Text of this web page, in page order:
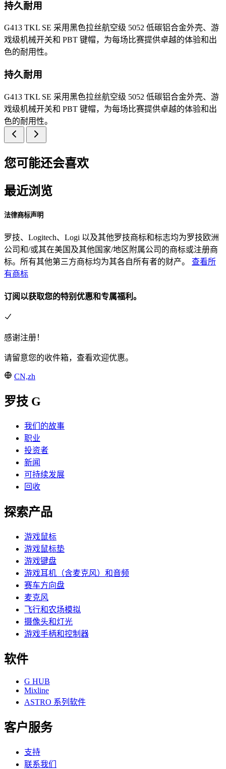
持久耐用
G413 TKL SE 采用黑色拉丝航空级 5052 低碳铝合金外壳、游
戏级机械开关和 PBT 键帽，为每场比赛提供卓越的体验和出
色的耐用性。
持久耐用
G413 TKL SE 采用黑色拉丝航空级 5052 低碳铝合金外壳、游
戏级机械开关和 PBT 键帽，为每场比赛提供卓越的体验和出
色的耐用性。
您可能还会喜欢
最近浏览
法律商标声明
罗技、Logitech、Logi 以及其他罗技商标和标志均为罗技欧洲
公司和/或其在美国及其他国家/地区附属公司的商标或注册商
标。所有其他第三方商标均为其各自所有者的财产。 查看所
有商标
订阅以获取您的特别优惠和专属福利。
感谢注册！
请留意您的收件箱，查看欢迎优惠。
CN,zh
罗技 G
我们的故事
职业
投资者
新闻
可持续发展
回收
探索产品
游戏鼠标
游戏鼠标垫
游戏键盘
游戏耳机（含麦克风）和音频
赛车方向盘
麦克风
飞行和农场模拟
摄像头和灯光
游戏手柄和控制器
软件
G HUB
Mixline
ASTRO 系列软件
客户服务
支持
联系我们